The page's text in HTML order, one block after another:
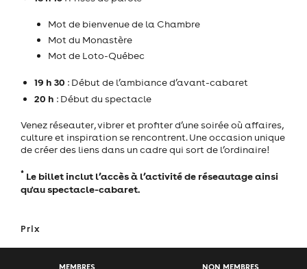
Mot de bienvenue de la Chambre
Mot du Monastère
Mot de Loto-Québec
19 h 30 : Début de l’ambiance d’avant-cabaret
20 h : Début du spectacle
Venez réseauter, vibrer et profiter d’une soirée où affaires,
culture et inspiration se rencontrent. Une occasion unique
de créer des liens dans un cadre qui sort de l’ordinaire!
* Le billet inclut l’accès à l’activité de réseautage ainsi
qu'au spectacle-cabaret.
Prix
MEMBRES NON MEMBRES